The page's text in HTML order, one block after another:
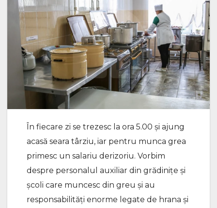
În fiecare zi se trezesc la ora 5.00 și ajung
acasă seara târziu, iar pentru munca grea
primesc un salariu derizoriu. Vorbim
despre personalul auxiliar din grădinițe și
școli care muncesc din greu și au
responsabilități enorme legate de hrana și